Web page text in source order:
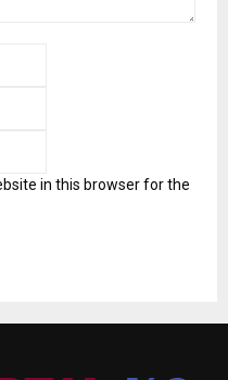
in this browser for the